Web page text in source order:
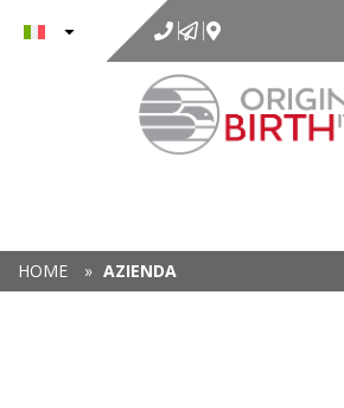
contenuto
HOME » AZIENDA